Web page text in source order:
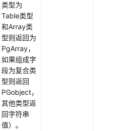
类型为
Table类型
和Array类
型则返回为
PgArray，
如果组成字
段为复合类
型则返回
PGobject，
其他类型返
回字符串
值）。